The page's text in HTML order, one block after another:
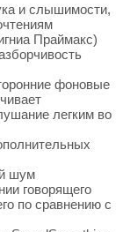
и слышимости,
Праймакс)
фоновые
легким во
шум
говорящего
по сравнению с